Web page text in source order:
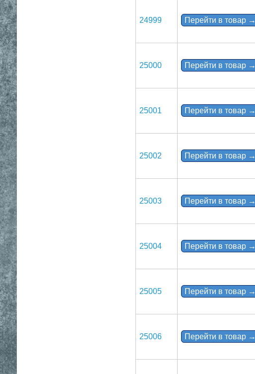
24999 Перейти в товар →
25000 Перейти в товар →
25001 Перейти в товар →
25002 Перейти в товар →
25003 Перейти в товар →
25004 Перейти в товар →
25005 Перейти в товар →
25006 Перейти в товар →